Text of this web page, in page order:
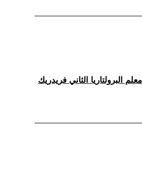
البرولتاريا الثاني فريدريك